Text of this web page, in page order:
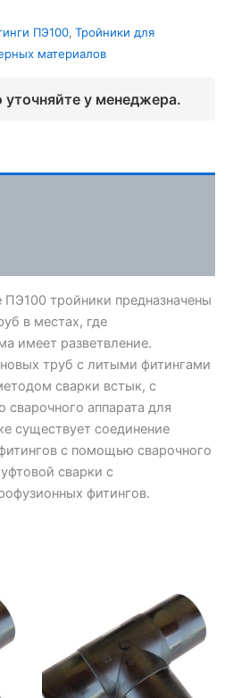
ПЭ100, Тройники для
материалов
уточняйте у менеджера.
тройники предназначены
в местах, где
имеет разветвление.
труб с литыми фитингами
сварки встык, с
аппарата для
существует соединение
с помощью сварочного
сварки с
фитингов.